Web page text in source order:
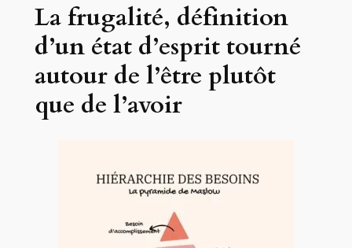
La frugalité, définition
d’un état d’esprit tourné
autour de l’être plutôt
que de l’avoir